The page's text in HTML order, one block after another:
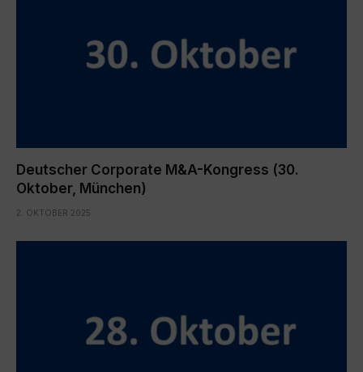
Deutscher Corporate M&A-Kongress (30.
Oktober, München)
2. OKTOBER 2025